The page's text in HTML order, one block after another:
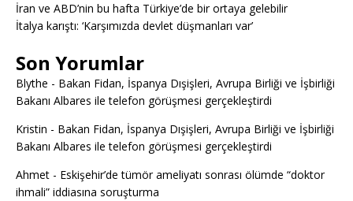
İran ve ABD’nin bu hafta Türkiye’de bir ortaya gelebilir
İtalya karıştı: ‘Karşımızda devlet düşmanları var’
Son Yorumlar
Blythe - Bakan Fidan, İspanya Dışişleri, Avrupa Birliği ve İşbirliği
Bakanı Albares ile telefon görüşmesi gerçekleştirdi
Kristin - Bakan Fidan, İspanya Dışişleri, Avrupa Birliği ve İşbirliği
Bakanı Albares ile telefon görüşmesi gerçekleştirdi
Ahmet - Eskişehir’de tümör ameliyatı sonrası ölümde “doktor
ihmali” iddiasına soruşturma